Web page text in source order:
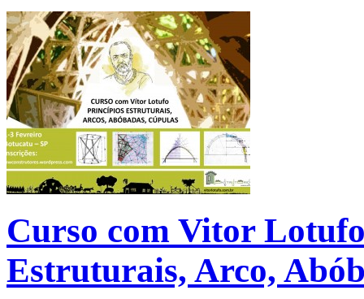
Curso com Vitor
Estruturais, Arco,